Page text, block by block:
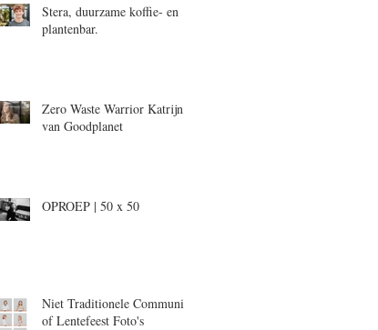
Stera, duurzame koffie- en
plantenbar.
Zero Waste Warrior Katrijn,
van Goodplanet
OPROEP | 50 x 50
Niet Traditionele Communie-
of Lentefeest Foto's